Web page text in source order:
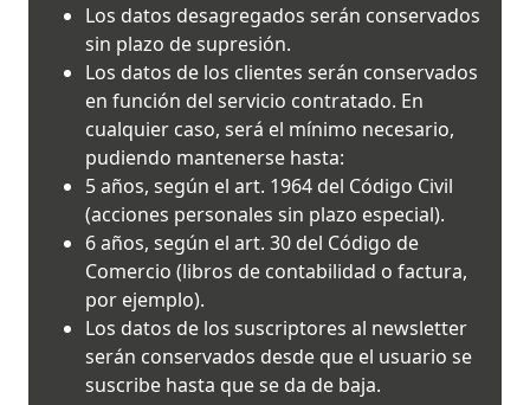
Los datos desagregados serán conservados
sin plazo de supresión.
Los datos de los clientes serán conservados
en función del servicio contratado. En
cualquier caso, será el mínimo necesario,
pudiendo mantenerse hasta:
5 años, según el art. 1964 del Código Civil
(acciones personales sin plazo especial).
6 años, según el art. 30 del Código de
Comercio (libros de contabilidad o factura,
por ejemplo).
Los datos de los suscriptores al newsletter
serán conservados desde que el usuario se
suscribe hasta que se da de baja.